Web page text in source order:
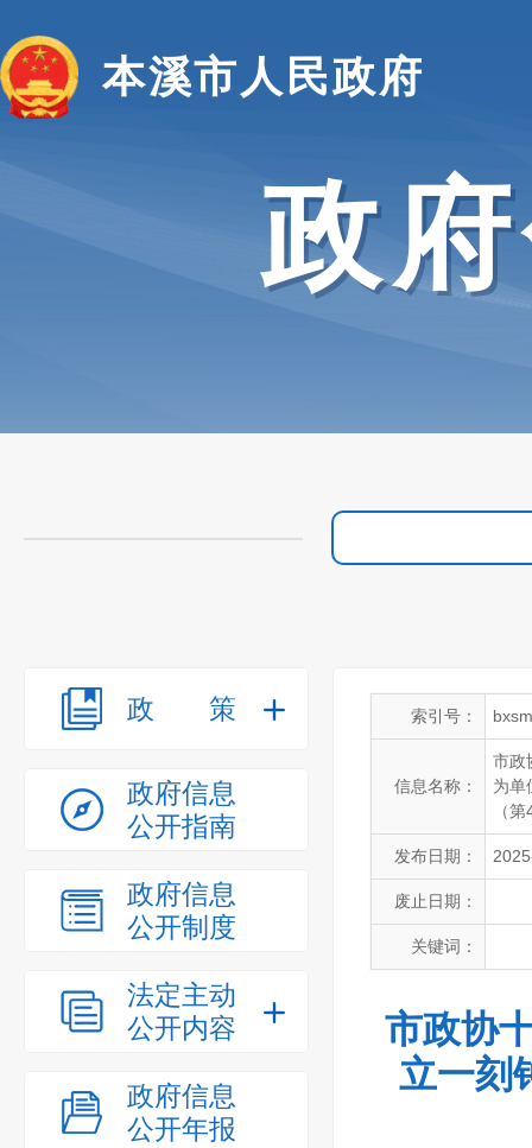
本溪市人民政府
政
政策
政府信息
公开指南
政府信息
公开制度
法定主动
公开内容
政府信息
公开年报
索引号：
信息名称：
市政
为单
（
发布日期：
废止日期：
关键词：
市政协
立一刻